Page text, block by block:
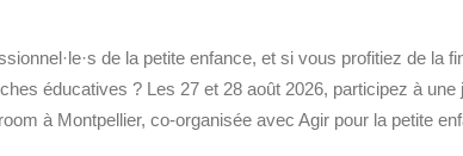
de la petite enfance, et si vous profitiez de la
éducatives ? Les 27 et 28 août 2026, participez à
à Montpellier, co-organisée avec Agir pour la petite